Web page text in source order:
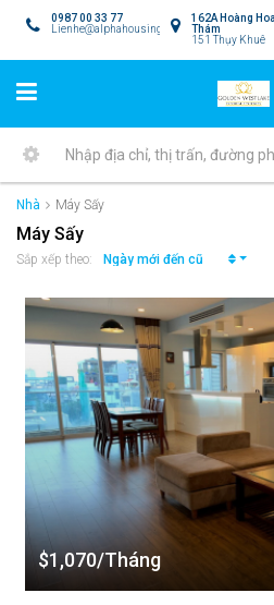
162A Hoàng Hoa
Thám
151 Thụy Khuê
0987 00 33 77
Lienhe@alphahousing.vn
Nhà Máy Sấy
Máy Sấy
Sắp xếp theo: Ngày mới đến cũ
$1,070/Tháng